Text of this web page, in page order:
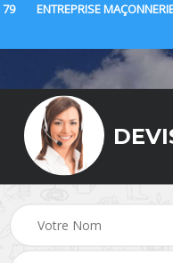
79 ENTREPRISE
Ravalement de